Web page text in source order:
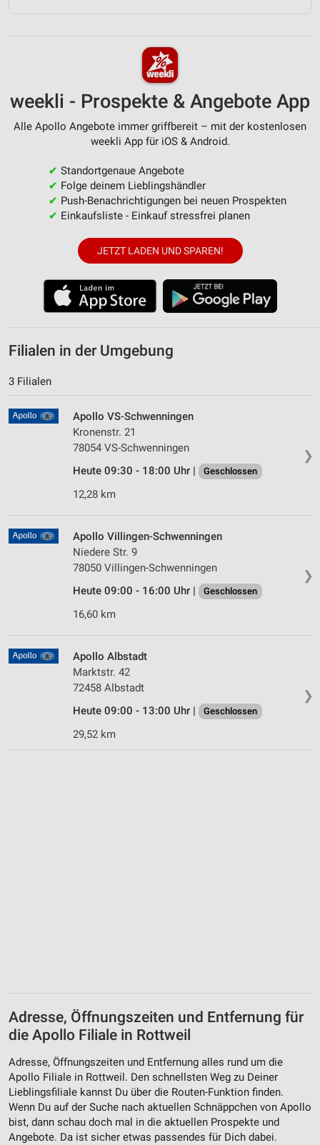
weekli - Prospekte & Angebote App
Alle Apollo Angebote immer griffbereit – mit der kostenlosen
weekli App für iOS & Android.
✔ Standortgenaue Angebote
✔ Folge deinem Lieblingshändler
✔ Push-Benachrichtigungen bei neuen Prospekten
✔ Einkaufsliste - Einkauf stressfrei planen
JETZT LADEN UND SPAREN!
Filialen in der Umgebung
3 Filialen
❯
Apollo VS-Schwenningen
Kronenstr. 21
78054 VS-Schwenningen
Heute 09:30 - 18:00 Uhr |
Geschlossen
12,28 km
❯
Apollo Villingen-Schwenningen
Niedere Str. 9
78050 Villingen-Schwenningen
Heute 09:00 - 16:00 Uhr |
Geschlossen
16,60 km
❯
Apollo Albstadt
Marktstr. 42
72458 Albstadt
Heute 09:00 - 13:00 Uhr |
Geschlossen
29,52 km
Adresse, Öffnungszeiten und Entfernung für
die Apollo Filiale in Rottweil
Adresse, Öffnungszeiten und Entfernung alles rund um die
Apollo Filiale in Rottweil. Den schnellsten Weg zu Deiner
Lieblingsfiliale kannst Du über die Routen-Funktion finden.
Wenn Du auf der Suche nach aktuellen Schnäppchen von Apollo
bist, dann schau doch mal in die aktuellen Prospekte und
Angebote. Da ist sicher etwas passendes für Dich dabei.